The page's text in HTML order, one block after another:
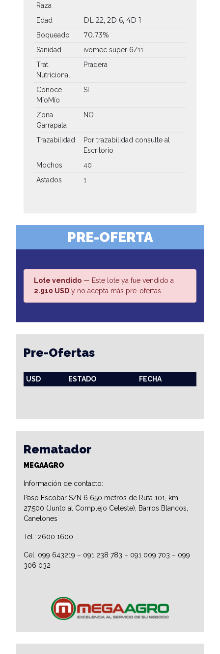
Raza
Edad
DL 22, 2D 6, 4D 1
Boqueado 70.73%
Sanidad
ivomec super 6/11
Trat.
Nutricional
Pradera
Conoce
MíoMío
SI
Zona
Garrapata
NO
Trazabilidad
Por trazabilidad consulte al
Escritorio
Mochos
40
Astados
1
PRE-OFERTA
Lote vendido — Este lote ya fue vendido a
2.910 USD y no acepta más pre-ofertas.
Pre-Ofertas
USD ESTADO FECHA
Rematador
MEGAAGRO
Información de contacto:
Paso Escobar S/N 6 650 metros de Ruta 101, km
27.500 (Junto al Complejo Celeste), Barros Blancos,
Canelones
Tel.: 2600 1600
Cel. 099 643219 – 091 238 783 – 091 009 703 – 099
306 032